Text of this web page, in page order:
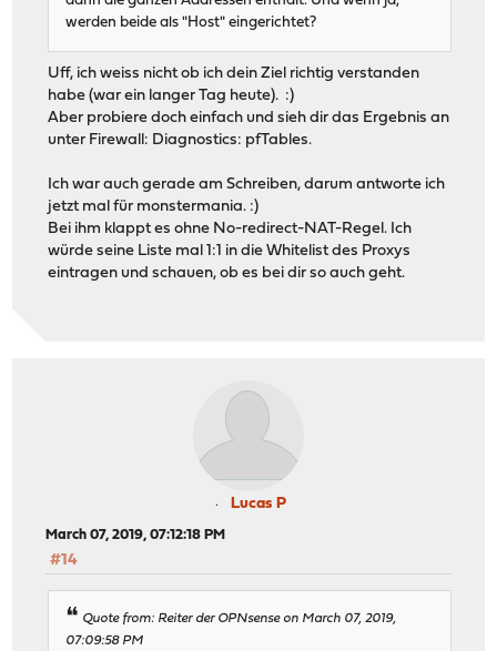
werden beide als "Host" eingerichtet?
Uff, ich weiss nicht ob ich dein Ziel richtig verstanden
habe (war ein langer Tag heute). :)
Aber probiere doch einfach und sieh dir das Ergebnis an
unter Firewall: Diagnostics: pfTables.
Ich war auch gerade am Schreiben, darum antworte ich
jetzt mal für monstermania. :)
Bei ihm klappt es ohne No-redirect-NAT-Regel. Ich
würde seine Liste mal 1:1 in die Whitelist des Proxys
eintragen und schauen, ob es bei dir so auch geht.
Lucas P
March 07, 2019, 07:12:18 PM
#14
Quote from: Reiter der OPNsense on March 07, 2019,
07:09:58 PM